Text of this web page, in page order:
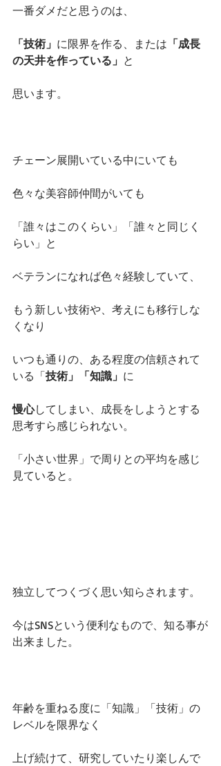
一番ダメだと思うのは、
「技術」 に限界を作る、または 「成長
の天井を作っている」 と
思います。
チェーン展開いている中にいても
色々な美容師仲間がいても
「誰々はこのくらい」「誰々と同じく
らい」と
ベテランになれば色々経験していて、
もう新しい技術や、考えにも移行しな
くなり
いつも通りの、ある程度の信頼されて
いる「技術」「知識」 に
慢心してしまい、成長をしようとする
思考すら感じられない。
「小さい世界」で周りとの平均を感じ
見ていると。
独立してつくづく思い知らされます。
今はSNSという便利なもので、知る事が
出来ました。
年齢を重ねる度に「知識」「技術」の
レベルを限界なく
上げ続けて、研究していたり楽しんで